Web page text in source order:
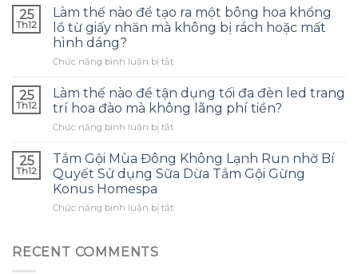
bảo
quản
phù
và
tránh
những
sai
thường
gặp?
dùng
tinh
tràm
con
đây
là
tôi
ước
sớm
25
Th12
Làm thế nào để tạo ra một bông hoa khổng
lồ từ giấy nhăn mà không bị rách hoặc mất
hình dáng?
Chức năng bình luận bị tắtở
thế
nào
để
tạo
một
bông
lồ
25
Th12
Làm thế nào để tận dụng tối đa đèn led trang
trí hoa đào mà không lãng phí tiền?
Chức năng bình luận bị tắtở
thế
nào
để
dụng
25
Th12
Tắm Gội Mùa Đông Không Lạnh Run nhờ Bí
Quyết Sử dụng Sữa Dừa Tắm Gội Gừng
Konus Homespa
Chức năng bình luận bị tắtở
RECENT COMMENTS